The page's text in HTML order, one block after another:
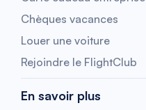
Chèques vacances
Louer une voiture
Rejoindre le FlightClub
En savoir plus